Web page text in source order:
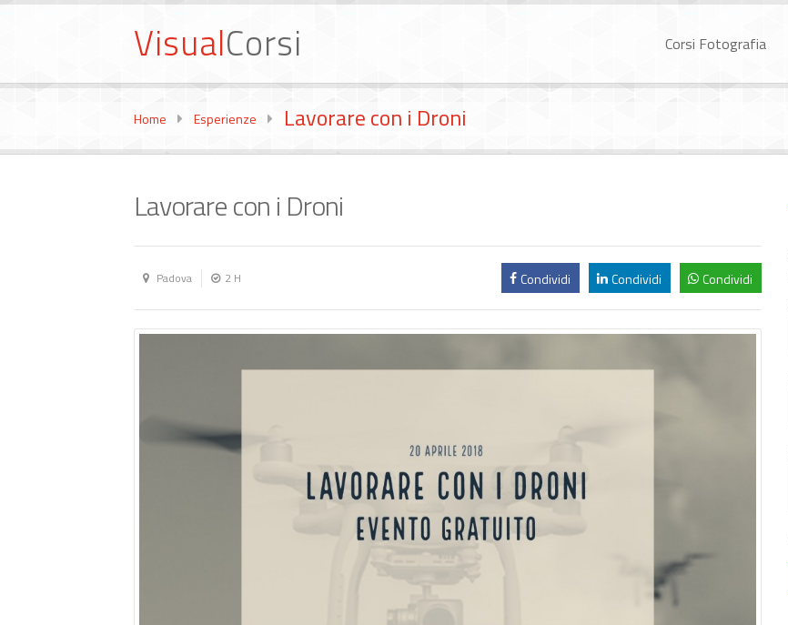
VisualCorsi Corsi Fotografia
Home Esperienze Lavorare con i Droni
Lavorare con i Droni
Padova 2 H Condividi Condividi Condividi